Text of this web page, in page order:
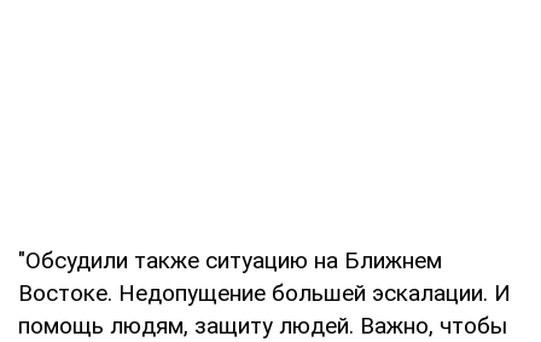
"Обсудили также ситуацию на Ближнем
Востоке. Недопущение большей эскалации. И
помощь людям, защиту людей. Важно, чтобы